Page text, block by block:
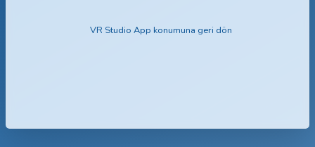
VR Studio App konumuna geri dön